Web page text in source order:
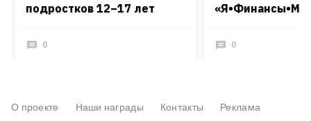
подростков 12–17 лет
0 0
О проекте Наши награды Контакты Реклама